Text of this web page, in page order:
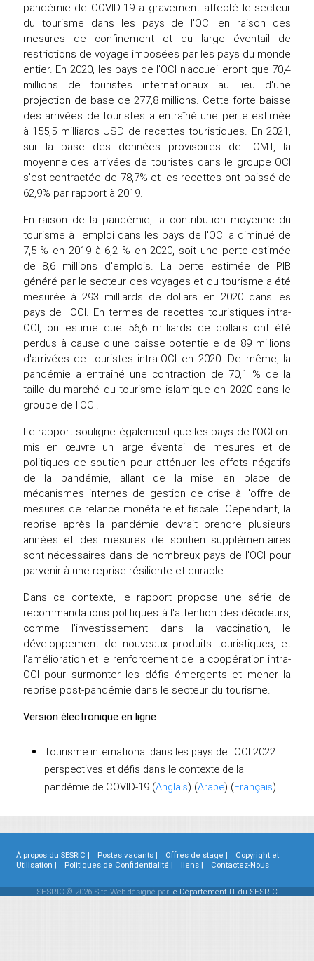
pandémie de COVID-19 a gravement affecté le secteur
du tourisme dans les pays de l'OCI en raison des
mesures de confinement et du large éventail de
restrictions de voyage imposées par les pays du monde
entier. En 2020, les pays de l'OCI n'accueilleront que 70,4
millions de touristes internationaux au lieu d'une
projection de base de 277,8 millions. Cette forte baisse
des arrivées de touristes a entraîné une perte estimée
à 155,5 milliards USD de recettes touristiques. En 2021,
sur la base des données provisoires de l'OMT, la
moyenne des arrivées de touristes dans le groupe OCI
s'est contractée de 78,7% et les recettes ont baissé de
62,9% par rapport à 2019.
En raison de la pandémie, la contribution moyenne du
tourisme à l'emploi dans les pays de l'OCI a diminué de
7,5 % en 2019 à 6,2 % en 2020, soit une perte estimée
de 8,6 millions d'emplois. La perte estimée de PIB
généré par le secteur des voyages et du tourisme a été
mesurée à 293 milliards de dollars en 2020 dans les
pays de l'OCI. En termes de recettes touristiques intra-
OCI, on estime que 56,6 milliards de dollars ont été
perdus à cause d'une baisse potentielle de 89 millions
d'arrivées de touristes intra-OCI en 2020. De même, la
pandémie a entraîné une contraction de 70,1 % de la
taille du marché du tourisme islamique en 2020 dans le
groupe de l'OCI.
Le rapport souligne également que les pays de l'OCI ont
mis en œuvre un large éventail de mesures et de
politiques de soutien pour atténuer les effets négatifs
de la pandémie, allant de la mise en place de
mécanismes internes de gestion de crise à l'offre de
mesures de relance monétaire et fiscale. Cependant, la
reprise après la pandémie devrait prendre plusieurs
années et des mesures de soutien supplémentaires
sont nécessaires dans de nombreux pays de l'OCI pour
parvenir à une reprise résiliente et durable.
Dans ce contexte, le rapport propose une série de
recommandations politiques à l'attention des décideurs,
comme l'investissement dans la vaccination, le
développement de nouveaux produits touristiques, et
l'amélioration et le renforcement de la coopération intra-
OCI pour surmonter les défis émergents et mener la
reprise post-pandémie dans le secteur du tourisme.
Version électronique en ligne
Tourisme international dans les pays de l'OCI 2022 :
perspectives et défis dans le contexte de la
pandémie de COVID-19 (Anglais) (Arabe) (Français)
À propos du SESRIC | Postes vacants | Offres de stage |
Copyright et
Utilisation |
Politiques de Confidentialité | liens | Contactez-Nous
SESRIC © 2026 Site Web désigné par le Département IT du SESRIC